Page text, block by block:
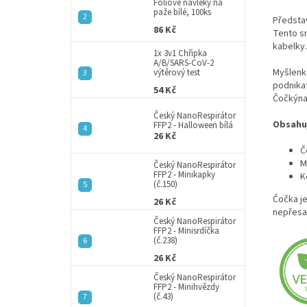
paže bílé, 100ks
86 Kč
1x 3v1 Chřipka
A/B/SARS-CoV-2
výtěrový test
54 Kč
Český NanoRespirátor
FFP2 - Halloween bílá
26 Kč
Český NanoRespirátor
FFP2 - Minikapky
(č.150)
26 Kč
Český NanoRespirátor
FFP2 - Minisrdíčka
(č.238)
26 Kč
Český NanoRespirátor
FFP2 - Minihvězdy
(č.43)
Tento
Čočka